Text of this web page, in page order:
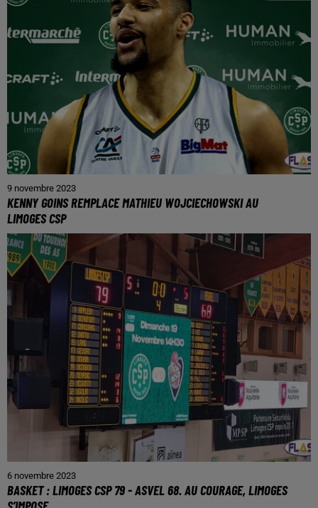
9 novembre 2023
KENNY GOINS REMPLACE MATHIEU WOJCIECHOWSKI AU
LIMOGES CSP
6 novembre 2023
BASKET : LIMOGES CSP 79 - ASVEL 68. AU COURAGE, LIMOGES